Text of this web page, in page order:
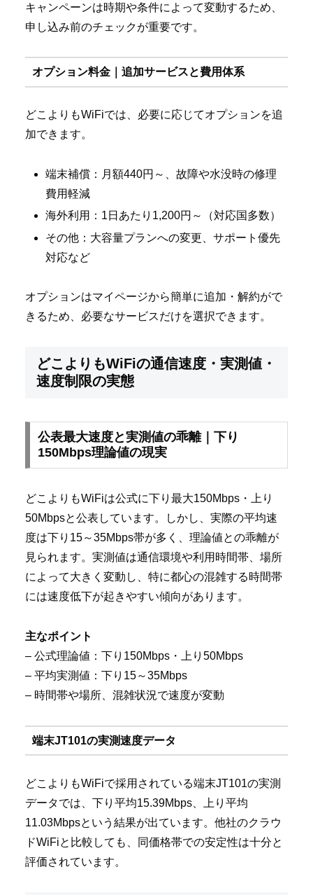
キャンペーンは時期や条件によって変動するため、
申し込み前のチェックが重要です。
オプション料金｜追加サービスと費用体系
どこよりもWiFiでは、必要に応じてオプションを追
加できます。
端末補償：月額440円～、故障や水没時の修理
費用軽減
海外利用：1日あたり1,200円～（対応国多数）
その他：大容量プランへの変更、サポート優先
対応など
オプションはマイページから簡単に追加・解約がで
きるため、必要なサービスだけを選択できます。
どこよりもWiFiの通信速度・実測値・
速度制限の実態
公表最大速度と実測値の乖離｜下り
150Mbps理論値の現実
どこよりもWiFiは公式に下り最大150Mbps・上り
50Mbpsと公表しています。しかし、実際の平均速
度は下り15～35Mbps帯が多く、理論値との乖離が
見られます。実測値は通信環境や利用時間帯、場所
によって大きく変動し、特に都心の混雑する時間帯
には速度低下が起きやすい傾向があります。
主なポイント
– 公式理論値：下り150Mbps・上り50Mbps
– 平均実測値：下り15～35Mbps
– 時間帯や場所、混雑状況で速度が変動
端末JT101の実測速度データ
どこよりもWiFiで採用されている端末JT101の実測
データでは、下り平均15.39Mbps、上り平均
11.03Mbpsという結果が出ています。他社のクラウ
ドWiFiと比較しても、同価格帯での安定性は十分と
評価されています。